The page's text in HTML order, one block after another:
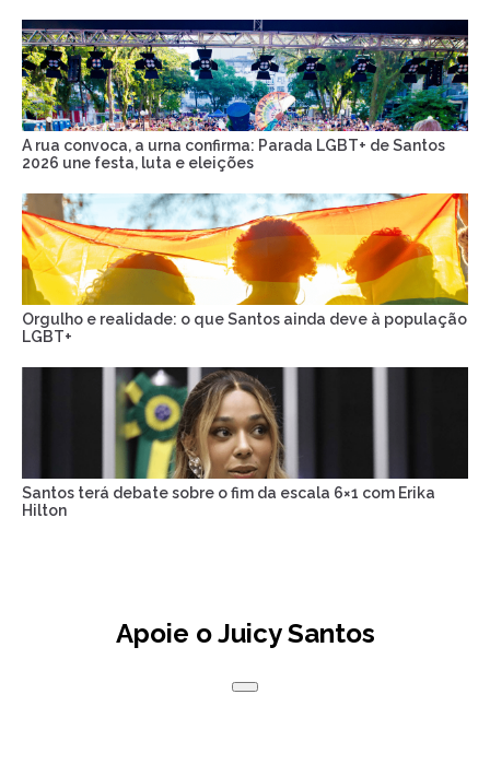
A rua convoca, a urna confirma: Parada LGBT+ de Santos
2026 une festa, luta e eleições
Orgulho e realidade: o que Santos ainda deve à população
LGBT+
Santos terá debate sobre o fim da escala 6×1 com Erika
Hilton
Apoie o Juicy Santos